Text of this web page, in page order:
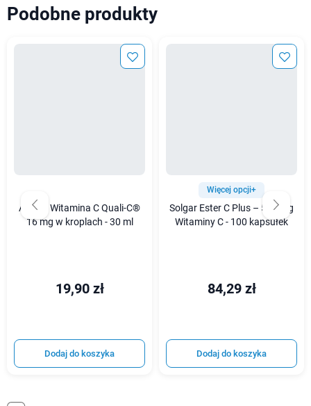
Podobne produkty
Avitale Witamina C Quali-C®
16 mg w kroplach - 30 ml
19,90 zł
Dodaj do koszyka
Więcej opcji+
Solgar Ester C Plus – 500 mg
Witaminy C - 100 kapsułek
84,29 zł
Dodaj do koszyka